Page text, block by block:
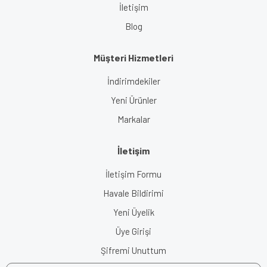
İletişim
Blog
Müşteri Hizmetleri
İndirimdekiler
Yeni Ürünler
Markalar
İletişim
İletişim Formu
Havale Bildirimi
Yeni Üyelik
Üye Girişi
Şifremi Unuttum